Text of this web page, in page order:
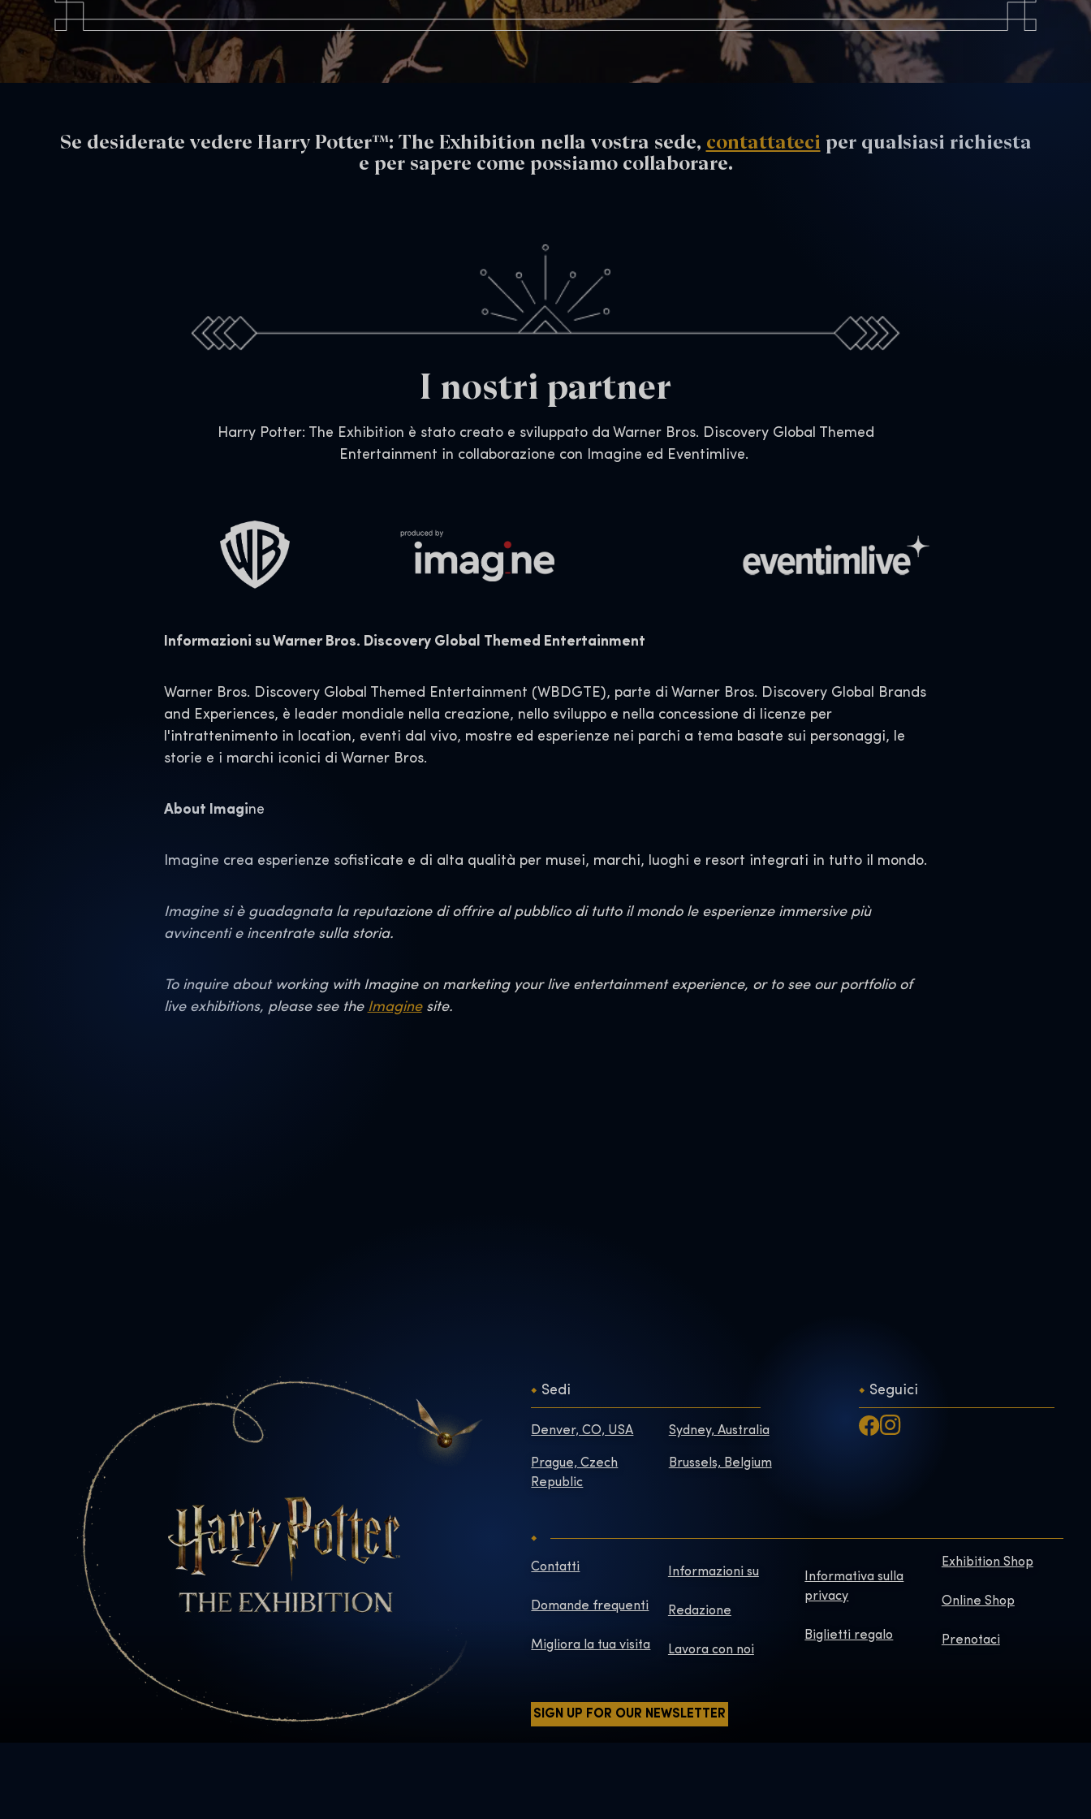
Se desiderate vedere Harry Potter™: The Exhibition nella vostra sede, contattateci per qualsiasi richiesta
e per sapere come possiamo collaborare.
I nostri partner
Harry Potter: The Exhibition è stato creato e sviluppato da Warner Bros. Discovery Global Themed
Entertainment in collaborazione con Imagine ed Eventimlive.
Informazioni su Warner Bros. Discovery Global Themed Entertainment
Warner Bros. Discovery Global Themed Entertainment (WBDGTE), parte di Warner Bros. Discovery Global Brands
and Experiences, è leader mondiale nella creazione, nello sviluppo e nella concessione di licenze per
l'intrattenimento in location, eventi dal vivo, mostre ed esperienze nei parchi a tema basate sui personaggi, le
storie e i marchi iconici di Warner Bros.
About Imagine
Imagine crea esperienze sofisticate e di alta qualità per musei, marchi, luoghi e resort integrati in tutto il mondo.
Imagine si è guadagnata la reputazione di offrire al pubblico di tutto il mondo le esperienze immersive più
avvincenti e incentrate sulla storia.
To inquire about working with Imagine on marketing your live entertainment experience, or to see our portfolio of
live exhibitions, please see the Imaginesite.
Sedi
Denver, CO, USA Sydney, Australia
Prague, Czech
Republic
Brussels, Belgium
Seguici
Contatti
Domande frequenti
Migliora la tua visita
Informazioni su
Redazione
Lavora con noi
Informativa sulla
privacy
Biglietti regalo
Exhibition Shop
Online Shop
Prenotaci
SIGN UP FOR OUR NEWSLETTER